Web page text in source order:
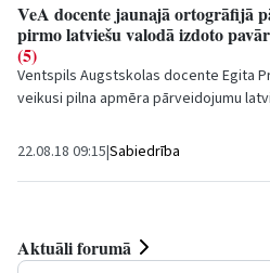
VeA docente jaunajā ortogrāfijā
pirmo latviešu valodā izdoto
(5)
Ventspils Augstskolas docente Egita
veikusi pilna apmēra pārveidojumu
22.08.18 09:15|Sabiedrība
Aktuāli forumā